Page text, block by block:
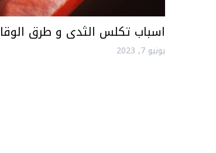
اسباب تكلس الثدى و طرق
يونيو 7, 2023